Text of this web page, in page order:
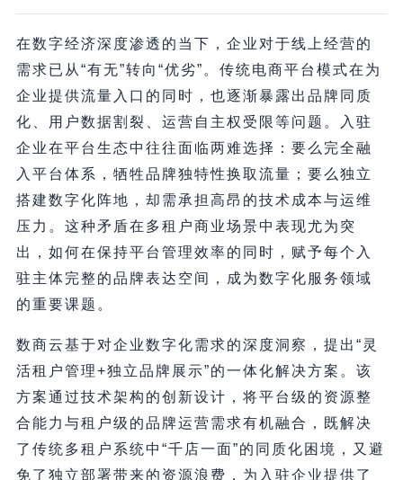
在数字经济深度渗透的当下，企业对于线上经营的
需求已从“有无”转向“优劣”。传统电商平台模式在为
企业提供流量入口的同时，也逐渐暴露出品牌同质
化、用户数据割裂、运营自主权受限等问题。入驻
企业在平台生态中往往面临两难选择：要么完全融
入平台体系，牺牲品牌独特性换取流量；要么独立
搭建数字化阵地，却需承担高昂的技术成本与运维
压力。这种矛盾在多租户商业场景中表现尤为突
出，如何在保持平台管理效率的同时，赋予每个入
驻主体完整的品牌表达空间，成为数字化服务领域
的重要课题。
数商云基于对企业数字化需求的深度洞察，提出“灵
活租户管理+独立品牌展示”的一体化解决方案。该
方案通过技术架构的创新设计，将平台级的资源整
合能力与租户级的品牌运营需求有机融合，既解决
了传统多租户系统中“千店一面”的同质化困境，又避
免了独立部署带来的资源浪费，为入驻企业提供了